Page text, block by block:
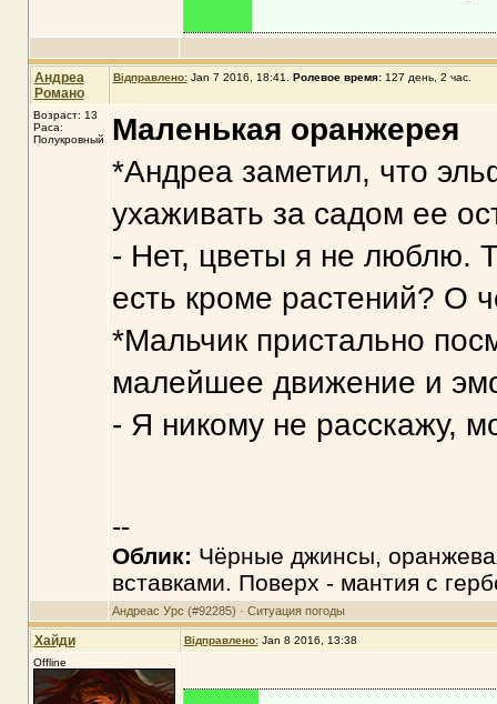
Андреа
Романо
Відправлено: Jan 7 2016, 18:41 Ролевое время:127 день, 2 час.
Возраст: 13
Раса:
Полукровный
Маленькая оранжерея
*Андреа заметил, что
ухаживать за садом ее
- Нет, цветы я не люблю.
есть кроме растений? О
*Мальчик пристально
малейшее движение и
- Я никому не расскажу,
--
Облик: Чёрные джинсы,
вставками. Поверх - мантия с
Андреас Урс (#92285) · Ситуация погоды
Хайди Відправлено: Jan 8 2016, 13:38
Offline